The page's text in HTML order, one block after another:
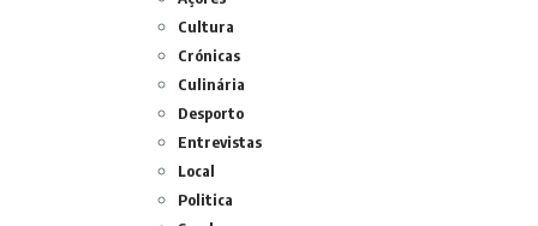
Cultura
Crónicas
Culinária
Desporto
Entrevistas
Local
Politica